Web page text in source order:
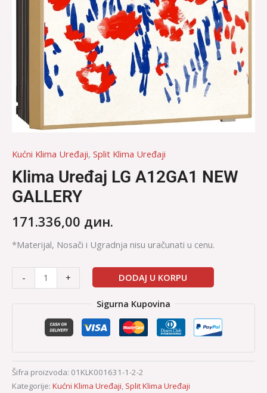
Kućni Klima Uređaji, Split Klima Uređaji
Klima Uređaj LG A12GA1 NEW
GALLERY
171.336,00 дин.
*Materijal, Nosači i Ugradnja nisu uračunati u cenu.
- + DODAJ U KORPU
Sigurna Kupovina
Šifra proizvoda: 01KLK001631-1-2-2
Kategorije: Kućni Klima Uređaji, Split Klima Uređaji